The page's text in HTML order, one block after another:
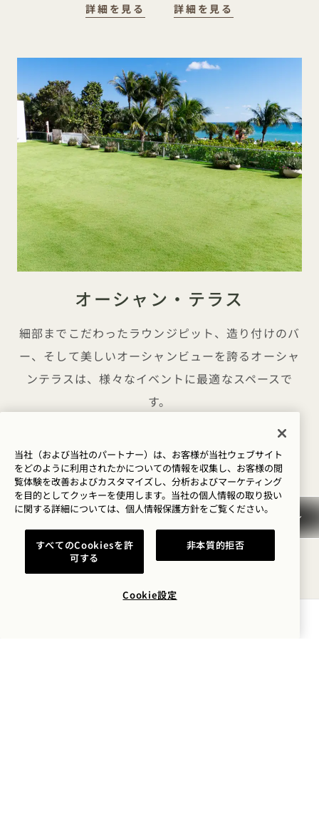
詳細を見る 詳細を見る
オーシャン・テラス
細部までこだわったラウンジピット、造り付けのバ
ー、そして美しいオーシャンビューを誇るオーシャ
ンテラスは、様々なイベントに最適なスペースで
す。
当社（および当社のパートナー）は、お客様が当社ウェブサイト
をどのように利用されたかについての情報を収集し、お客様の閲
覧体験を改善およびカスタマイズし、分析およびマーケティング
を目的としてクッキーを使用します。当社の個人情報の取り扱い
に関する詳細については、 個人情報保護方針をご覧ください。
すべてのCookiesを許
可する
非本質的拒否
Cookie設定